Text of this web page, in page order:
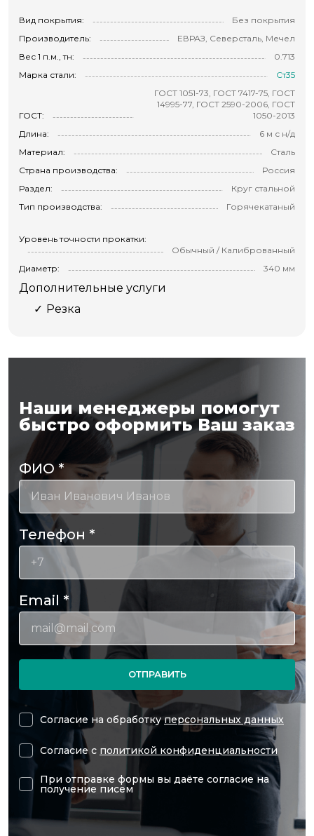
Вид покрытия:
Без покрытия
Производитель:
ЕВРАЗ, Северсталь, Мечел
Вес 1 п.м., тн:
0.713
Марка стали:
Ст35
ГОСТ:
ГОСТ 1051-73, ГОСТ 7417-75, ГОСТ
14995-77, ГОСТ 2590-2006, ГОСТ
1050-2013
Длина:
6 м с н/д
Материал:
Сталь
Страна производства:
Россия
Раздел:
Круг стальной
Тип производства:
Горячекатаный
Уровень точности прокатки:
Обычный / Калиброванный
Диаметр:
340 мм
Дополнительные услуги
Резка
Наши менеджеры помогут
быстро оформить Ваш заказ
ФИО*
Телефон *
Email *
ОТПРАВИТЬ
Согласие на обработкуперсональных данных
Согласие с политикой конфиденциальности
При отправке формы вы даёте согласие на
получение писем